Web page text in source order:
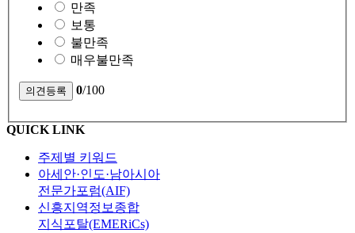
만족
보통
불만족
매우불만족
0/100
QUICK LINK
주제별 키워드
아세안·인도·남아시아
전문가포럼(AIF)
신흥지역정보종합
지식포탈(EMERiCs)